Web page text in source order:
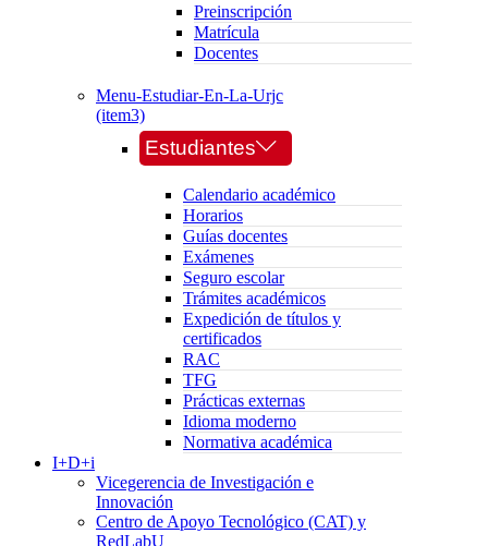
Preinscripción
Matrícula
Docentes
Menu-Estudiar-En-La-Urjc
(item3)
Estudiantes
Calendario académico
Horarios
Guías docentes
Exámenes
Seguro escolar
Trámites académicos
Expedición de títulos y
certificados
RAC
TFG
Prácticas externas
Idioma moderno
Normativa académica
I+D+i
Vicegerencia de Investigación e
Innovación
Centro de Apoyo Tecnológico (CAT) y
RedLabU